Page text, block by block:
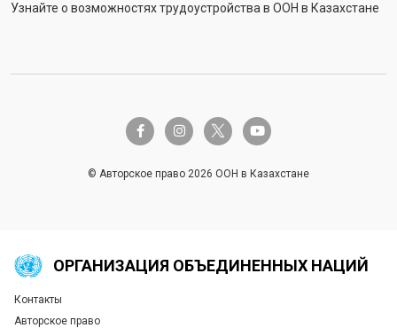
Узнайте о возможностях трудоустройства в ООН в Казахстане
facebook-finstagramtwitter-x youtube
© Авторское право 2026 ООН в Казахстане
ОРГАНИЗАЦИЯ ОБЪЕДИНЕННЫХ НАЦИЙ
Global U.N. menu
Контакты
Авторское право